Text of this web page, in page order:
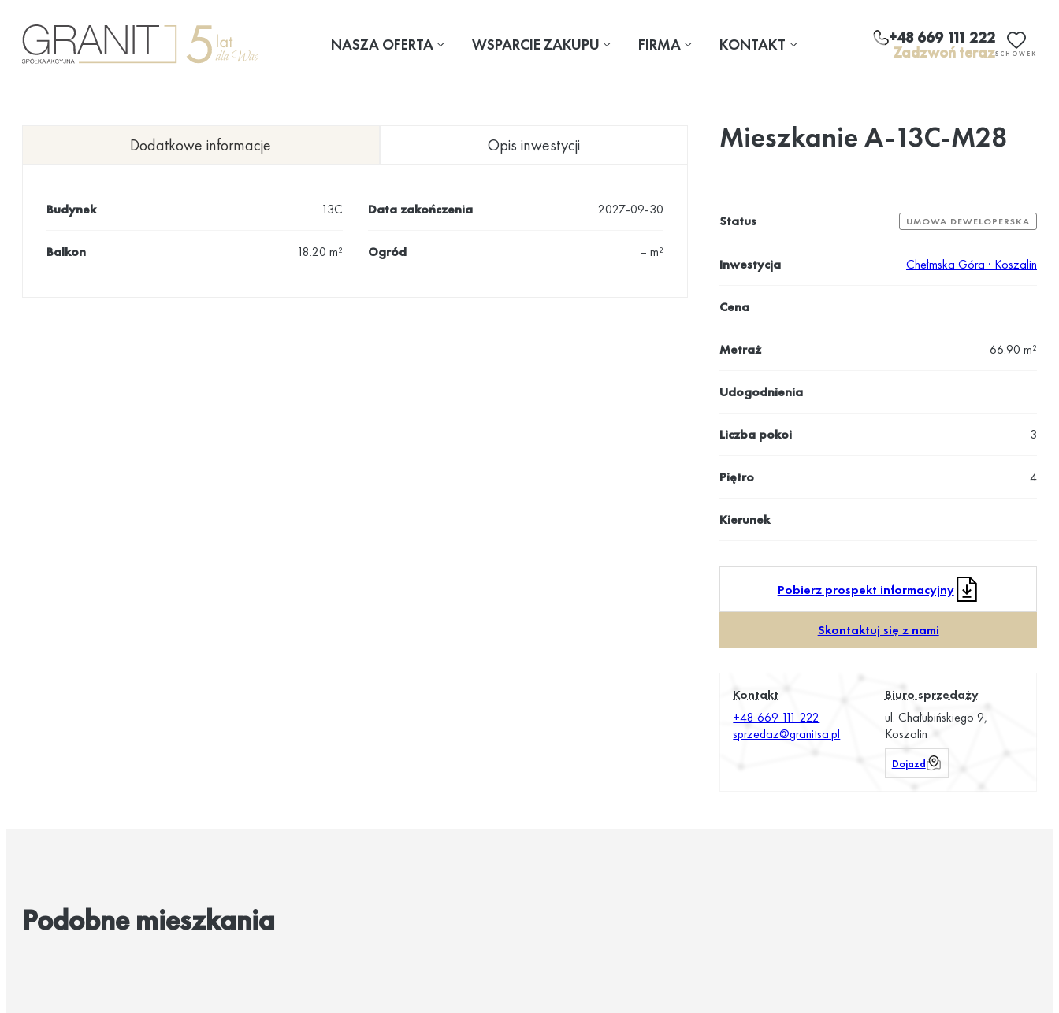
treści
NASZA OFERTA WSPARCIE ZAKUPU FIRMA KONTAKT +48 669 111 222
Zadzwoń terazSCHOWEK
Dodatkowe informacje Opis inwestycji
Budynek 13C Data zakończenia 2027-09-30
Balkon 18.20 m² Ogród – m²
Mieszkanie A-13C-M28
Status UMOWA DEWELOPERSKA
Inwestycja Chełmska Góra · Koszalin
Cena
Metraż 66.90 m²
Udogodnienia
Liczba pokoi 3
Piętro 4
Kierunek
Pobierz prospekt informacyjny
Skontaktuj się z nami
Kontakt
+48 669 111 222
sprzedaz@granitsa.pl
Biuro sprzedaży
ul. Chałubińskiego 9,
Koszalin
Dojazd
Podobne mieszkania